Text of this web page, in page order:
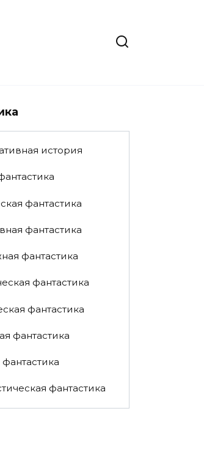
история
фантастика
фантастика
фантастика
фантастика
фантастика
фантастика
фантастика